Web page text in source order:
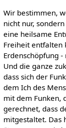
Wir bestimmen,
nicht nur,
eine heilsame
Freiheit entfalten
Erdenschöpfung
Und die ganze
dass sich der
dem Ich des
mit dem Funken,
gerechnet, dass
mitgestaltet. Das